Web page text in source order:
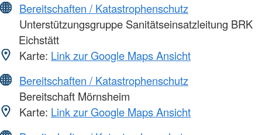
Bereitschaften / Katastrophenschutz
Unterstützungsgruppe Sanitätseinsatzleitung BRK
Eichstätt
Karte: Link zur Google Maps Ansicht
Bereitschaften / Katastrophenschutz
Bereitschaft Mörnsheim
Karte: Link zur Google Maps Ansicht